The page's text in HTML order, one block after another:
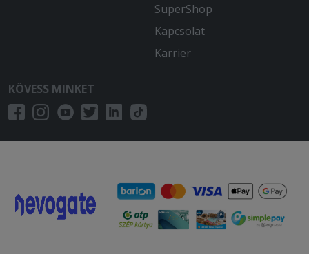
SuperShop
Kapcsolat
Karrier
KÖVESS MINKET